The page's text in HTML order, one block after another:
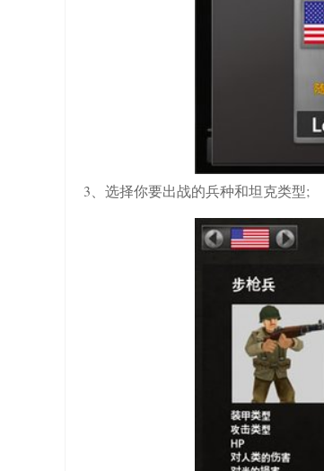
3、选择你要出战的兵种和坦克类型;